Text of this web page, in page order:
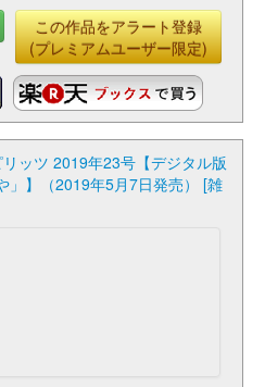
この作品をアラート登録
(プレミアムユーザー限定)
ッツ 2019年23号【デジタル版
」】（2019年5月7日発売） [雑